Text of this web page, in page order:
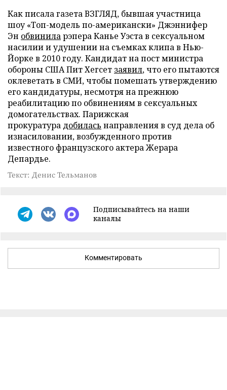
Как писала газета ВЗГЛЯД, бывшая участница
шоу «Топ-модель по-американски» Джэннифер
Эн обвиниларэпера Канье Уэста в сексуальном
насилии и удушении на съемках клипа в Нью-
Йорке в 2010 году. Кандидат на пост министра
обороны США Пит Хегсет заявил, что его пытаются
оклеветать в СМИ, чтобы помешать утверждению
его кандидатуры, несмотря на прежнюю
реабилитацию по обвинениям в сексуальных
домогательствах. Парижская
прокуратура добилась направления в суд дела об
изнасиловании, возбужденного против
известного французского актера Жерара
Депардье.
Текст: Денис Тельманов
Подписывайтесь на наши
каналы
Комментировать